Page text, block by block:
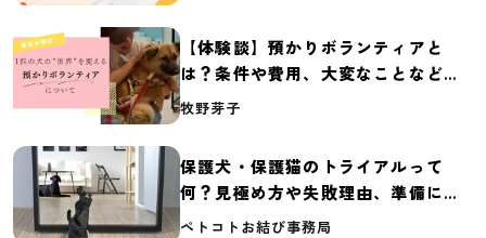
【体験談】預かりボランティアと
は？条件や費用、大変なことなど紹
介
牧野芽子
保護犬・保護猫のトライアルって
何？見極め方や失敗理由、準備に必
要なものを紹介
ペトコトお結び事務局